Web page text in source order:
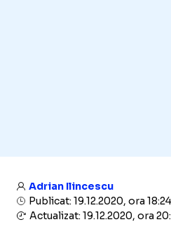
Adrian Ilincescu
Publicat: 19.12.2020, ora 18:24
Actualizat: 19.12.2020, ora